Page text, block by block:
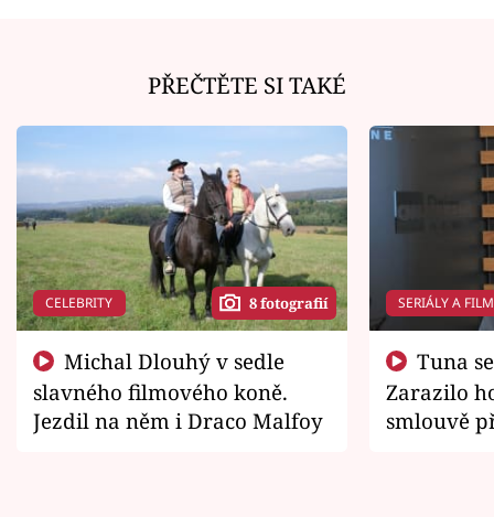
PŘEČTĚTE SI TAKÉ
CELEBRITY 8 fotografií
slavného filmového koně.
Jezdil na něm i Draco Malfoy
SERIÁLY A
Zarazilo
smlouvě